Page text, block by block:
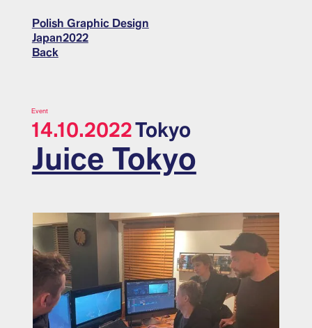
Polish Graphic Design
Japan2022
Back
Event
14.10.2022Tokyo
Juice Tokyo